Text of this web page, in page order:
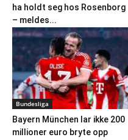
ha holdt seg hos Rosenborg
– meldes...
Bundesliga
Bayern München lar ikke 200
millioner euro bryte opp